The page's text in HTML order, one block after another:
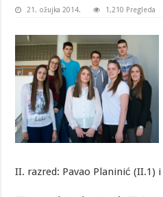
21. ožujka 2014. 1,210 Pregleda
II. razred: Pavao Planinić (II.1)